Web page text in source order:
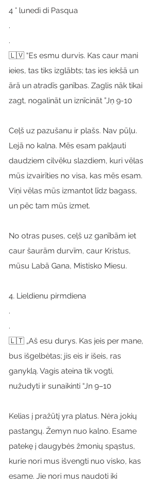
4 ° lunedì di Pasqua
.
.
🇱🇻 “Es esmu durvis. Kas caur mani
ieies, tas tiks izglābts; tas ies iekšā un
ārā un atradīs ganības. Zaglis nāk tikai
zagt, nogalināt un iznīcināt ”Jņ 9-10
Ceļš uz pazušanu ir plašs. Nav pūļu.
Lejā no kalna. Mēs esam pakļauti
daudziem cilvēku slazdiem, kuri vēlas
mūs izvairīties no visa, kas mēs esam.
Viņi vēlas mūs izmantot līdz bagass,
un pēc tam mūs izmet.
No otras puses, ceļš uz ganībām iet
caur šaurām durvīm, caur Kristus,
mūsu Labā Gana, Mistisko Miesu.
4. Lieldienu pirmdiena
.
.
🇱🇹 „Aš esu durys. Kas įeis per mane,
bus išgelbėtas; jis eis ir išeis, ras
ganyklą. Vagis ateina tik vogti,
nužudyti ir sunaikinti “Jn 9–10
Kelias į pražūtį yra platus. Nėra jokių
pastangų. Žemyn nuo kalno. Esame
patekę į daugybės žmonių spąstus,
kurie nori mus išvengti nuo visko, kas
esame. Jie nori mus naudoti iki